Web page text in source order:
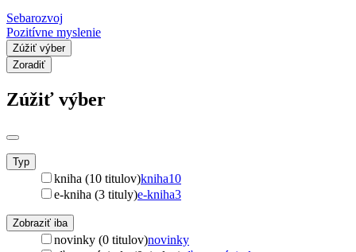
Sebarozvoj
Pozitívne myslenie
Zúžiť výber
Zoradiť
Zúžiť výber
Typ
kniha (10 titulov)kniha10
e-kniha (3 tituly)e-kniha3
Zobraziť iba
novinky (0 titulov)novinky